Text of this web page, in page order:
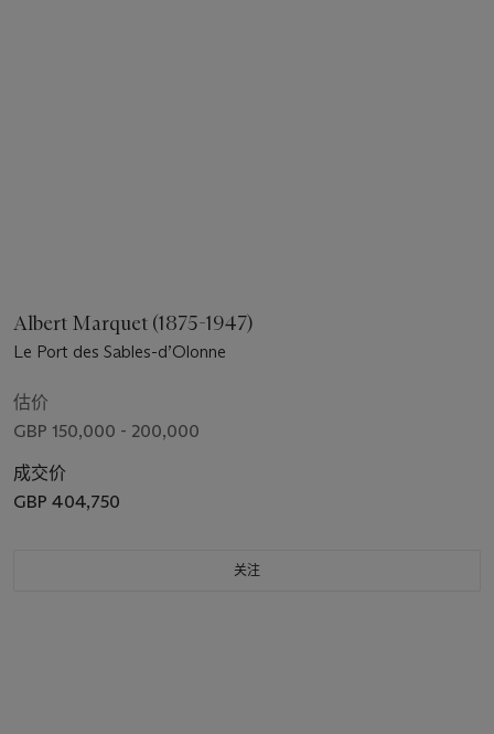
Albert Marquet (1875-1947)
Le Port des Sables-d’Olonne
估价
GBP 150,000 - 200,000
成交价
GBP 404,750
关注